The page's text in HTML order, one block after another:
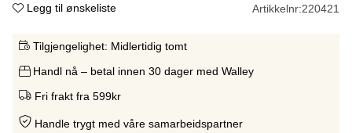
Legg til ønskeliste Artikkelnr:220421
Tilgjengelighet: Midlertidig tomt
Handl nå – betal innen 30 dager med Walley
Fri frakt fra 599kr
Handle trygt med våre samarbeidspartner